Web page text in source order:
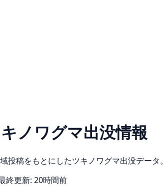
ノワグマ出没情報
投稿をもとにしたツキノワグマ出没データ。
終更新: 20時間前